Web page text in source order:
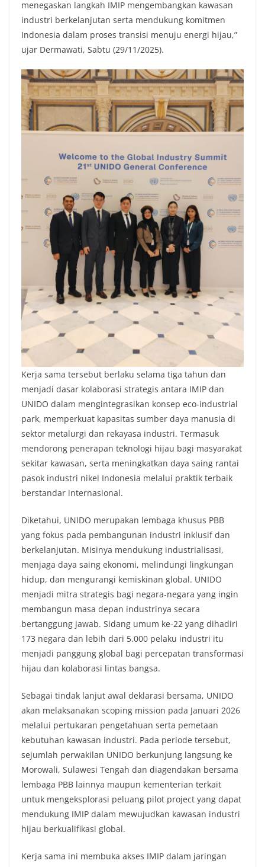
menegaskan langkah IMIP mengembangkan kawasan
industri berkelanjutan serta mendukung komitmen
Indonesia dalam proses transisi menuju energi hijau,”
ujar Dermawati, Sabtu (29/11/2025).
Kerja sama tersebut berlaku selama tiga tahun dan
menjadi dasar kolaborasi strategis antara IMIP dan
UNIDO dalam mengintegrasikan konsep eco-industrial
park, memperkuat kapasitas sumber daya manusia di
sektor metalurgi dan rekayasa industri. Termasuk
mendorong penerapan teknologi hijau bagi masyarakat
sekitar kawasan, serta meningkatkan daya saing rantai
pasok industri nikel Indonesia melalui praktik terbaik
berstandar internasional.
Diketahui, UNIDO merupakan lembaga khusus PBB
yang fokus pada pembangunan industri inklusif dan
berkelanjutan. Misinya mendukung industrialisasi,
menjaga daya saing ekonomi, melindungi lingkungan
hidup, dan mengurangi kemiskinan global. UNIDO
menjadi mitra strategis bagi negara-negara yang ingin
membangun masa depan industrinya secara
bertanggung jawab. Sidang umum ke-22 yang dihadiri
173 negara dan lebih dari 5.000 pelaku industri itu
menjadi panggung global bagi percepatan transformasi
hijau dan kolaborasi lintas bangsa.
Sebagai tindak lanjut awal deklarasi bersama, UNIDO
akan melaksanakan scoping mission pada Januari 2026
melalui pertukaran pengetahuan serta pemetaan
kebutuhan kawasan industri. Pada periode tersebut,
sejumlah perwakilan UNIDO berkunjung langsung ke
Morowali, Sulawesi Tengah dan diagendakan bersama
lembaga PBB lainnya maupun kementerian terkait
untuk mengeksplorasi peluang pilot project yang dapat
mendukung IMIP dalam mewujudkan kawasan industri
hijau berkualifikasi global.
Kerja sama ini membuka akses IMIP dalam jaringan